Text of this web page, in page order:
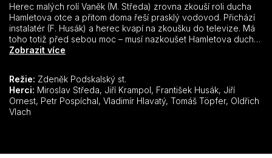
Herec malých rolí Vaněk (M. Středa) zrovna zkouší roli ducha
Hamletova otce a přitom doma řeší prasklý vodovod. Přichází
instalatér (F. Husák) a herec kvapí na zkoušku do televize. Má
toho totiž před sebou moc – musí nazkoušet Hamletova ducha i
mouchu v pohádce Zlatovláska. Je zkrátka v jednom kole, a tak
Zdeněk Podskalský.
Zobrazit více
Režie: Zdeněk Podskalský st.
Herci:
Ornest, Petr Pospíchal, Vladimír Hlavatý, Tomáš Töpfer, Oldřich
Vlach